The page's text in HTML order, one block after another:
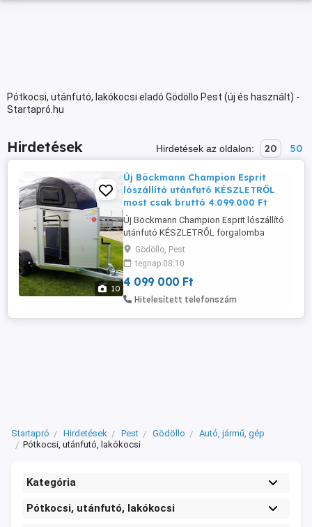
Pótkocsi, utánfutó, lakókocsi eladó Gödöllo Pest (új és használt) -
Startapró.hu
Hirdetések Hirdetések az oldalon: 20 50
10
Új Böckmann Champion Esprit
lószállító utánfutó KÉSZLETRŐL
most csak bruttó 4.099.000 Ft
Új Böckmann Champion Esprit lószállító
utánfutó KÉSZLETRŐL forgalomba
helyezve, rendszámmal most csak bruttó
4.099.000 Ft Fix tartozékok az új
Böckmann lószállítóhoz: -
lengéscsillapító, - pata csúszásgátló a
rámpán - felszerelt nyeregszekrény, - gumi
(Németország) Évjárat: ...
Gödöllo, Pest
tegnap 08:10
4 099 000 Ft
Hitelesített telefonszám
Startapró Hirdetések Pest Gödöllo
Autó, jármű, gép
Pótkocsi, utánfutó, lakókocsi
Kategória
Pótkocsi, utánfutó, lakókocsi